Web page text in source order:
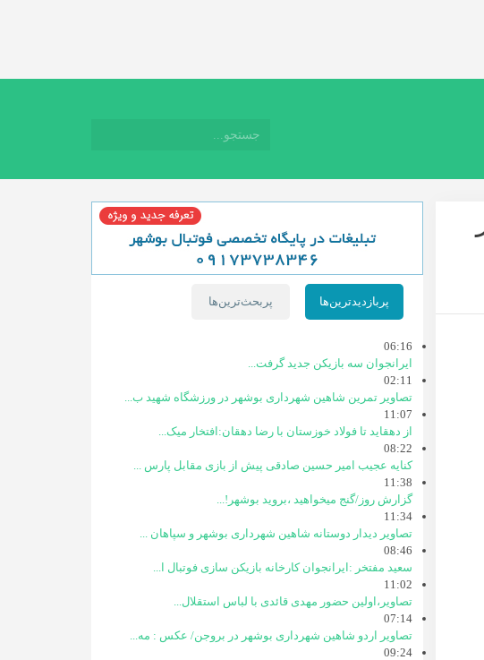
پربازدیدترین‌ها پربحث‌ترین‌ها
06:16
ایرانجوان سه بازیکن جدید گرفت...
02:11
تصاویر تمرین شاهین شهردارى بوشهر در ورزشگاه شهید ب...
11:07
از دهقاید تا فولاد خوزستان با رضا دهقان:افتخار میک...
08:22
کنایه عجیب امیر حسین صادقی پیش از بازی مقابل پارس ...
11:38
گزارش روز/گنج میخواهید ،بروید بوشهر!...
11:34
تصاویر دیدار دوستانه شاهین شهردارى بوشهر و سپاهان ...
08:46
سعید مفتخر :ایرانجوان کارخانه بازیکن سازی فوتبال ا...
11:02
تصاویر،اولین حضور مهدی قائدی با لباس استقلال...
07:14
تصاویر اردو شاهین شهرداری بوشهر در بروجن/ عکس : مه...
09:24